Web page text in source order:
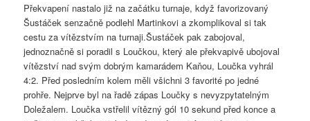
Překvapení nastalo již na začátku turnaje, když favorizovaný
Šustáček senzačně podlehl Martinkovi a zkomplikoval si tak
cestu za vítězstvím na turnaji.Šustáček pak zabojoval,
jednoznačně si poradil s Loučkou, který ale překvapivě ubojoval
vítězství nad svým dobrým kamarádem Kaňou, Loučka vyhrál
4:2. Před posledním kolem měli všichni 3 favorité po jedné
prohře. Nejprve byl na řadě zápas Loučky s nevyzpytatelným
Doležalem. Loučka vstřelil vítězný gól 10 sekund před konce a